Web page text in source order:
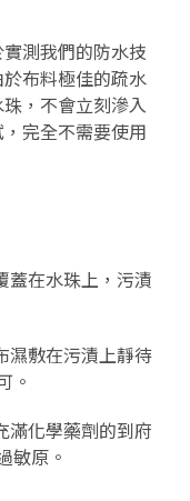
測我們的防水技
布料極佳的疏水
，不會立刻滲入
完全不需要使用
蓋在水珠上，污漬
濕敷在污漬上靜待
。
滿化學藥劑的到府
敏原。